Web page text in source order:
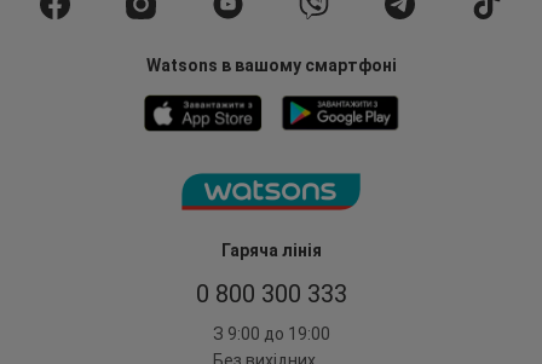
Гаряча лінія
0 800 300 333
З 9:00 до 19:00
Watsons в вашому смартфоні